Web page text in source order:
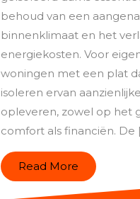
een
plat
dak:
Wat
zijn
de
behoud van een
binnenklimaat en het
energiekosten. Voor
woningen met een plat
isoleren ervan
opleveren, zowel op het
comfort als financiën. De
Read More Read
More